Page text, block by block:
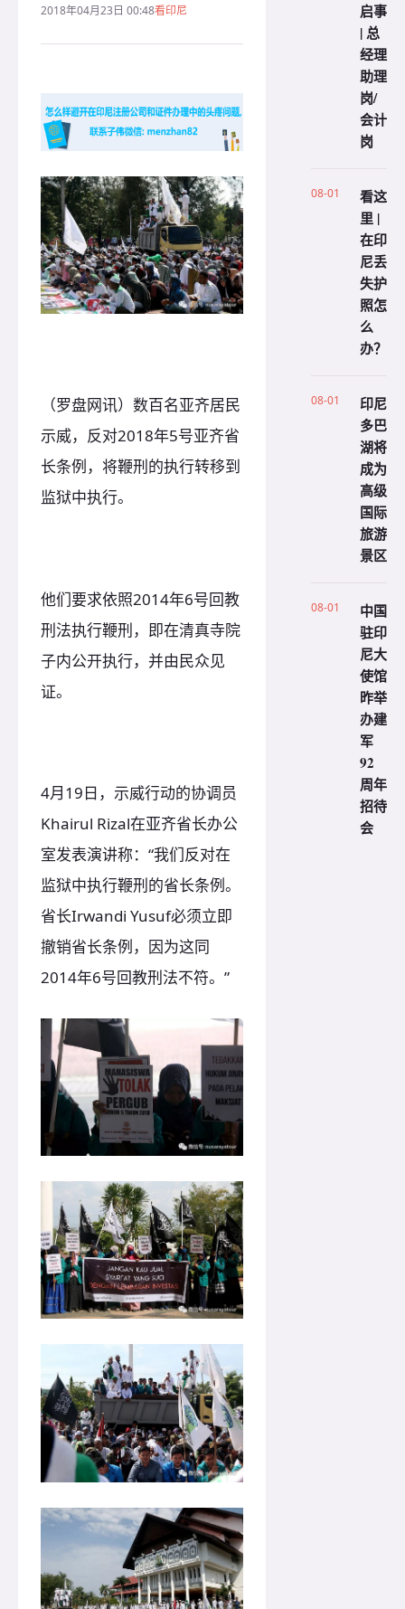
2018年04月23日 00:48看印尼
（罗盘网讯）数百名亚齐居民
示威，反对2018年5号亚齐省
长条例，将鞭刑的执行转移到
监狱中执行。
他们要求依照2014年6号回教
刑法执行鞭刑，即在清真寺院
子内公开执行，并由民众见
证。
4月19日，示威行动的协调员
Khairul Rizal在亚齐省长办公
室发表演讲称：“我们反对在
监狱中执行鞭刑的省长条例。
省长Irwandi Yusuf必须立即
撤销省长条例，因为这同
2014年6号回教刑法不符。”
启事
| 总
经理
助理
岗/
会计
岗
08-01
看这
里 |
在印
尼丢
失护
照怎
么
办？
08-01
印尼
多巴
湖将
成为
高级
国际
旅游
景区
08-01
中国
驻印
尼大
使馆
昨举
办建
军
92
周年
招待
会